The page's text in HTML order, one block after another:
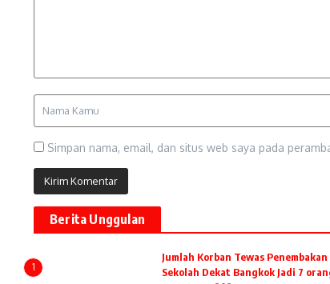
Simpan nama, email, dan situs web saya pada
Berita Unggulan
1
Jumlah Korban Tewas Penembakan
Sekolah Dekat Bangkok Jadi 7